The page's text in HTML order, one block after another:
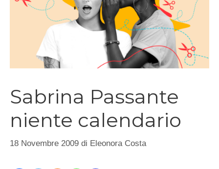
Sabrina Passante
niente calendario
18 Novembre 2009 di Eleonora Costa